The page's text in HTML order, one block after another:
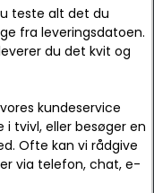
teste alt det du
fra leveringsdatoen.
du det kvit og
kundeservice
tvivl, eller besøger en
Ofte kan vi rådgive
via telefon, chat, e-